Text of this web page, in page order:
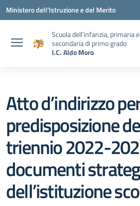
Vai ai contenuti
Vai al menu di navigazione
Vai al footer
Ministero dell'Istruzione e del Merito
Scuola dell’infanzia, primaria e
secondaria di primo grado
I.C. Aldo Moro
Atto d’indirizzo
predisposizione
triennio 2022-
documenti
dell’istituzione